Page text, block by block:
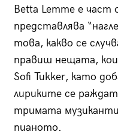
Betta Lemme e част
представлява
това, какво се
правиш нещата,
Sofi Tukker, като
лириките се
тримата музиканти
пианото.